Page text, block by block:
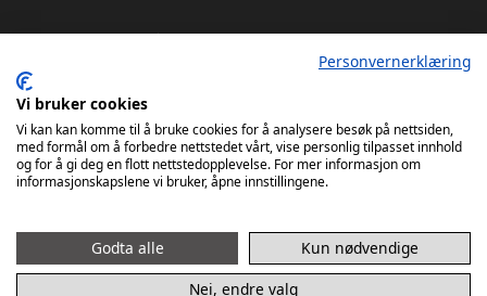
Administrasjonen i Elverum Håndball
Styre og utvalg
VARSLINGSRUTINER FOR ELVERUM HÅNDBALL
Personvernerklæring
Vi bruker cookies
Vi kan kan komme til å bruke cookies for å analysere besøk på nettsiden,
med formål om å forbedre nettstedet vårt, vise personlig tilpasset innhold
og for å gi deg en flott nettstedopplevelse. For mer informasjon om
informasjonskapslene vi bruker, åpne innstillingene.
Godta alle
Kun nødvendige
Nei, endre valg